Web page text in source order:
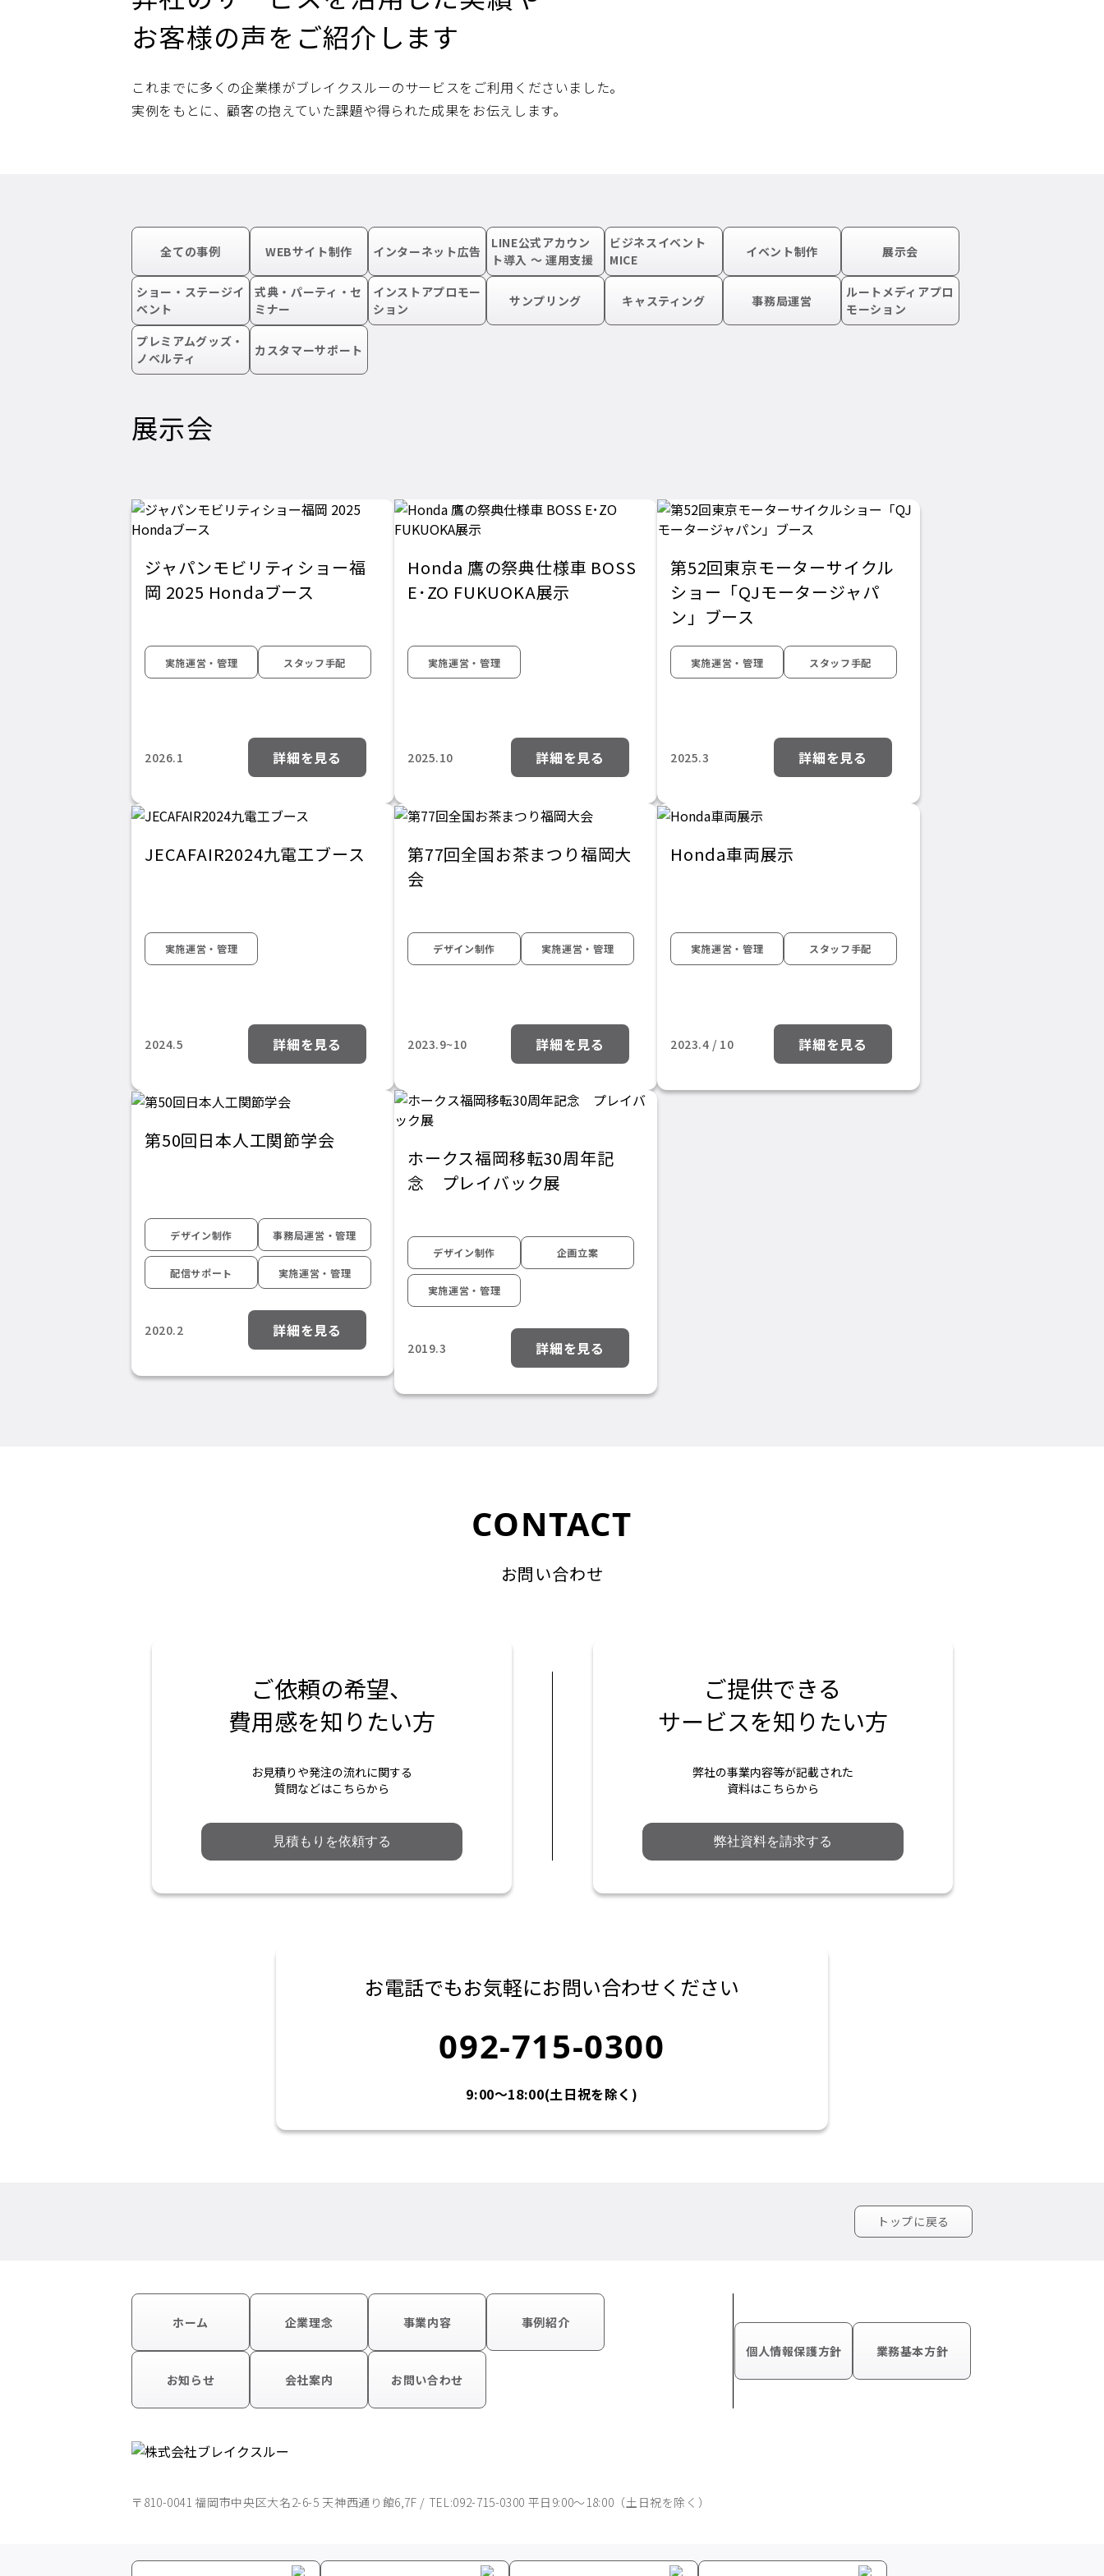
お客様の声をご紹介します
これまでに多くの企業様がブレイクスルーのサービスをご利用くださいました。
実例をもとに、顧客の抱えていた課題や得られた成果をお伝えします。
全ての事例 WEBサイト制作 インターネット広告
LINE公式アカウン
ト導入 〜 運用支援
ビジネスイベント
MICE
イベント制作 展示会
ショー・ステージイ
ベント
式典・パーティ・セ
ミナー
インストアプロモー
ション
サンプリング キャスティング 事務局運営
ルートメディアプロ
モーション
プレミアムグッズ・
ノベルティ
カスタマーサポート
展示会
ジャパンモビリティショー福
岡 2025 Hondaブース
実施運営・管理 スタッフ手配
2026.1 詳細を見る
Honda 鷹の祭典仕様車 BOSS
E･ZO FUKUOKA展示
実施運営・管理
2025.10 詳細を見る
第52回東京モーターサイクル
ショー「QJモータージャパ
ン」ブース
実施運営・管理 スタッフ手配
2025.3 詳細を見る
JECAFAIR2024九電工ブース
実施運営・管理
2024.5 詳細を見る
第77回全国お茶まつり福岡大
会
デザイン制作 実施運営・管理
2023.9~10 詳細を見る
Honda車両展示
実施運営・管理 スタッフ手配
2023.4 / 10 詳細を見る
第50回日本人工関節学会
デザイン制作 事務局運営・管理
配信サポート 実施運営・管理
2020.2 詳細を見る
ホークス福岡移転30周年記
念 プレイバック展
デザイン制作 企画立案
実施運営・管理
2019.3 詳細を見る
CONTACT
お問い合わせ
ご依頼の希望、
費用感を知りたい方
お見積りや発注の流れに関する
質問などはこちらから
見積もりを依頼する
ご提供できる
サービスを知りたい方
弊社の事業内容等が記載された
資料はこちらから
弊社資料を請求する
お電話でもお気軽にお問い合わせください
092-715-0300
9:00〜18:00(土日祝を除く)
トップに戻る
ホーム 企業理念 事業内容 事例紹介
お知らせ 会社案内 お問い合わせ
個人情報保護方針 業務基本方針
〒810-0041 福岡市中央区大名2-6-5 天神西通り館6,7F / TEL:092-715-0300 平日9:00～18:00（土日祝を除く）